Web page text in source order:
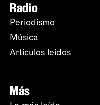
Radio
Periodismo
Música
Artículos leídos
Más